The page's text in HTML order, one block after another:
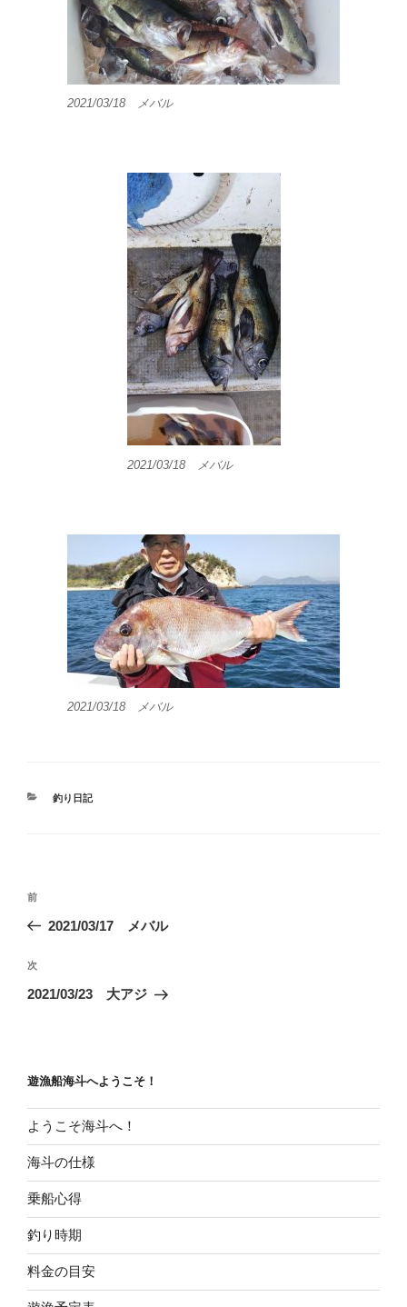
2021/03/18 メバル
2021/03/18 メバル
2021/03/18 メバル
カ
釣り日記
投
ビ
ゲ
ン
前
の
稿
前
2021/03/17 メバル
次
の
次
2021/03/23 大アジ
遊漁船海斗へようこそ！
ようこそ海斗へ！
海斗の仕様
乗船心得
釣り時期
料金の目安